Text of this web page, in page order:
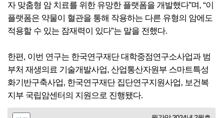
자 맞춤형 암 치료를 위한 유망한 플랫폼을 개발했다”며, “이
플랫폼은 약물이 혈관을 통해 작용하는 다른 유형의 암에도
적용할 수 있는 잠재력이 있다”는 말을 전했다.
한편, 이번 연구는 한국연구재단 대학중점연구소사업과 범
부처 재생의료 기술개발사업, 산업통산자원부 스마트특성
화기반구축사업, 한국연구재단 집단연구지원사업, 보건복
지부 국립암센터의 지원으로 진행됐다.